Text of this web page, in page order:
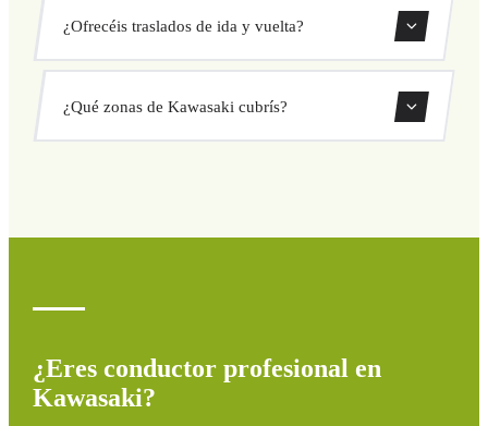
Nuestros traslados privados en Kawasaki tienen precio fijo
cerrado antes de salir. Sin cargos ocultos ni sorpresas.
Consulta tu precio al instante en el formulario.
¿Ofrecéis traslados de ida y vuelta?
directamente desde nuestro sistema de reservas.
¿Qué zonas de Kawasaki cubrís?
¿Eres conductor profesional en
Kawasaki?